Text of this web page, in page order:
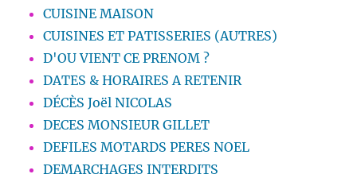
CUISINE MAISON
CUISINES ET PATISSERIES (AUTRES)
D'OU VIENT CE PRENOM ?
DATES & HORAIRES A RETENIR
DÉCÈS Joël NICOLAS
DECES MONSIEUR GILLET
DEFILES MOTARDS PERES NOEL
DEMARCHAGES INTERDITS